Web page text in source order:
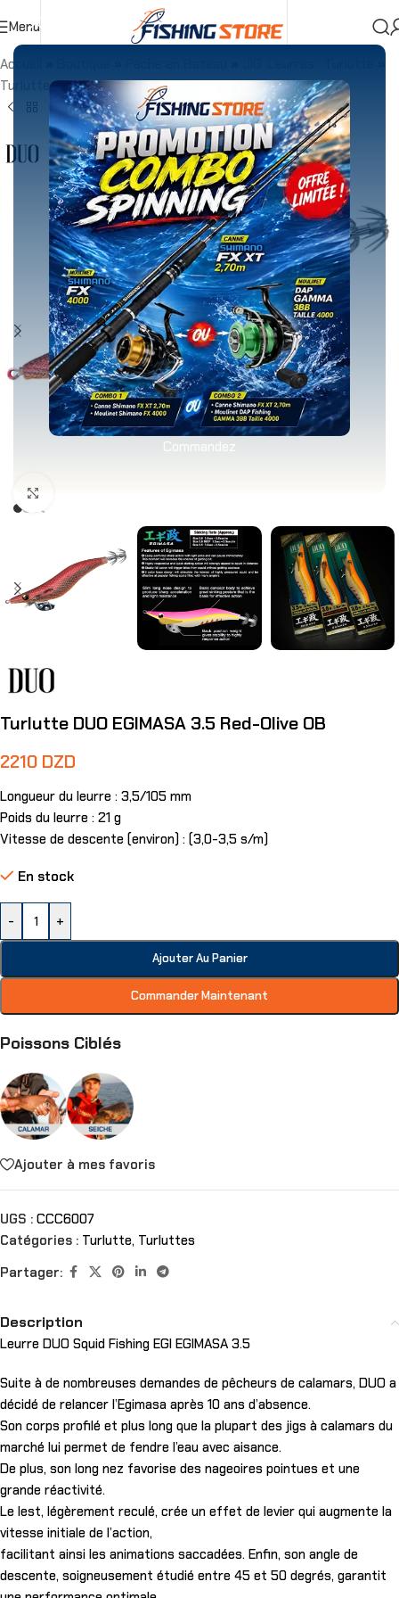
Commandez
Menu
Accueil
Turlutte »Turlutte DUO EGIMASA 3.5 Red-Olive OB
Turlutte DUO EGIMASA 3.5 Red-Olive OB
2210 DZD
Longueur du leurre : 3,5/105 mm
Poids du leurre : 21 g
Vitesse de descente (environ) : (3,0-3,5 s/m)
En stock
- +
Ajouter Au Panier
Commander Maintenant
Poissons Ciblés
Ajouter à mes favoris
UGS : CCC6007
Catégories : Turlutte, Turluttes
Partager:
Description
Leurre DUO Squid Fishing EGI EGIMASA 3.5
Suite à de nombreuses demandes de pêcheurs de calamars, DUO a
décidé de relancer l’Egimasa après 10 ans d’absence.
Son corps profilé et plus long que la plupart des jigs à calamars du
marché lui permet de fendre l’eau avec aisance.
De plus, son long nez favorise des nageoires pointues et une
grande réactivité.
Le lest, légèrement reculé, crée un effet de levier qui augmente la
vitesse initiale de l’action,
facilitant ainsi les animations saccadées. Enfin, son angle de
descente, soigneusement étudié entre 45 et 50 degrés, garantit